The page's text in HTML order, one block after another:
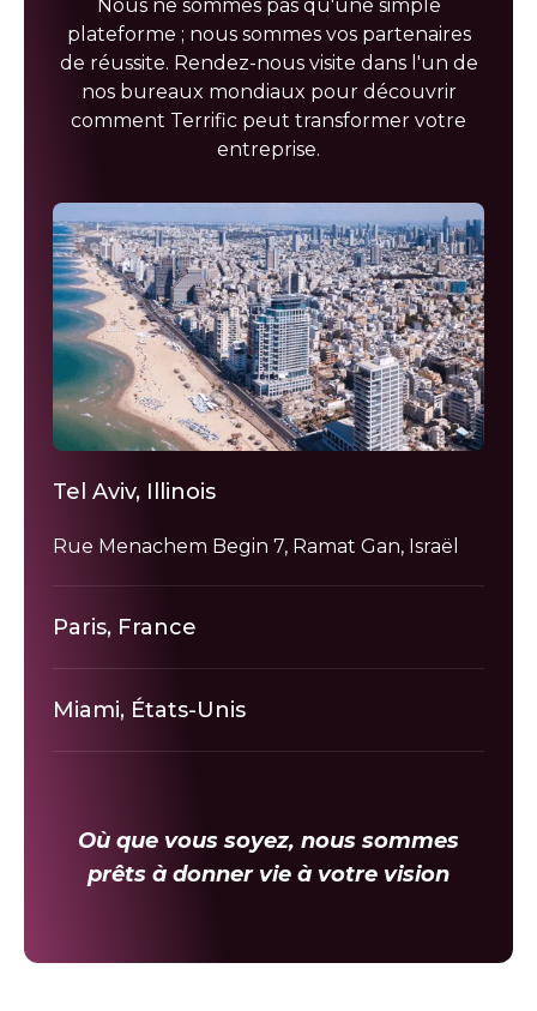
Nous ne sommes pas qu'une simple
plateforme ; nous sommes vos partenaires
de réussite. Rendez-nous visite dans l'un de
nos bureaux mondiaux pour découvrir
comment Terrific peut transformer votre
entreprise.
Tel Aviv, Illinois
Rue Menachem Begin 7, Ramat Gan, Israël
Paris, France
Miami, États-Unis
Où que vous soyez, nous sommes
prêts à donner vie à votre vision